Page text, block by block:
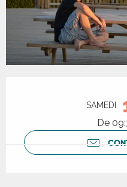
Ouverture et
SAMEDI
De